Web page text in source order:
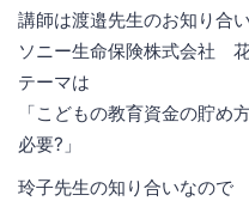
講師は渡邉先生のお知り合
ソニー生命保険株式会社 花
テーマは
「こどもの教育資金の貯
必要?」
玲子先生の知り合いなので